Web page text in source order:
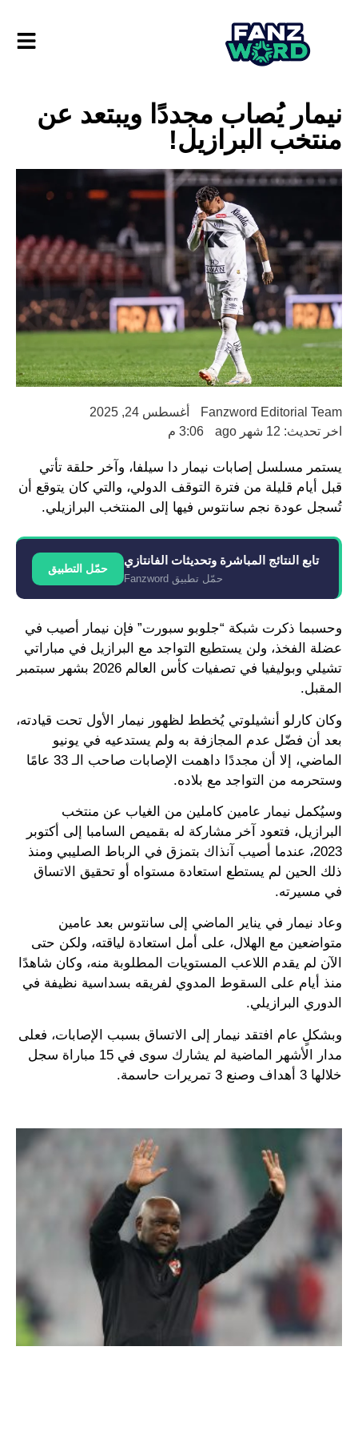
نيمار يُصاب مجددًا ويبتعد عن
منتخب البرازيل!
Fanzword Editorial Team
أغسطس 24, 2025
اخر تحديث: 12 شهر ago
3:06 م
يستمر مسلسل إصابات نيمار دا سيلفا، وآخر حلقة تأتي
قبل أيام قليلة من فترة التوقف الدولي، والتي كان يتوقع أن
تُسجل عودة نجم سانتوس فيها إلى المنتخب البرازيلي.
تابع النتائج المباشرة وتحديثات الفانتازي
حمّل تطبيق Fanzword
حمّل التطبيق
وحسبما ذكرت شبكة “جلوبو سبورت” فإن نيمار أصيب في
عضلة الفخذ، ولن يستطيع التواجد مع البرازيل في مباراتي
تشيلي وبوليفيا في تصفيات كأس العالم 2026 بشهر سبتمبر
المقبل.
وكان كارلو أنشيلوتي يُخطط لظهور نيمار الأول تحت قيادته،
بعد أن فضّل عدم المجازفة به ولم يستدعيه في يونيو
الماضي، إلا أن مجددًا داهمت الإصابات صاحب الـ 33 عامًا
وستحرمه من التواجد مع بلاده.
وسيُكمل نيمار عامين كاملين من الغياب عن منتخب
البرازيل، فتعود آخر مشاركة له بقميص السامبا إلى أكتوبر
2023، عندما أصيب آنذاك بتمزق في الرباط الصليبي ومنذ
ذلك الحين لم يستطع استعادة مستواه أو تحقيق الاتساق
في مسيرته.
وعاد نيمار في يناير الماضي إلى سانتوس بعد عامين
متواضعين مع الهلال، على أمل استعادة لياقته، ولكن حتى
الآن لم يقدم اللاعب المستويات المطلوبة منه، وكان شاهدًا
منذ أيام على السقوط المدوي لفريقه بسداسية نظيفة في
الدوري البرازيلي.
وبشكلٍ عام افتقد نيمار إلى الاتساق بسبب الإصابات، فعلى
مدار الأشهر الماضية لم يشارك سوى في 15 مباراة سجل
خلالها 3 أهداف وصنع 3 تمريرات حاسمة.